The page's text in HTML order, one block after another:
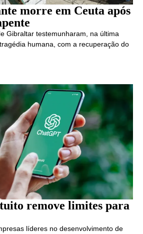
morre em Ceuta após
Gibraltar testemunharam, na última
humana, com a recuperação do
remove limites para
líderes no desenvolvimento de